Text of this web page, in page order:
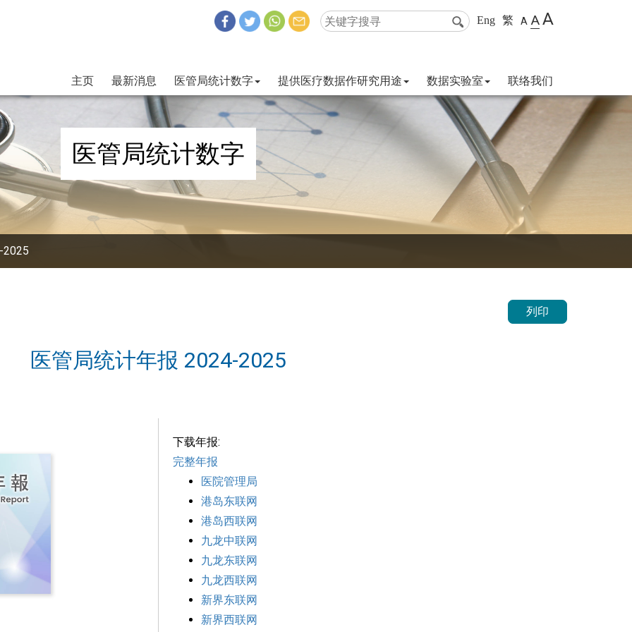
A AA
繁
Eng
主页 最新消息 医管局统计数字 提供医疗数据作研究用途 数据实验室 联络我们
医管局统计数字
列印
医管局统计年报 2024-2025
下载年报:
完整年报
医院管理局
港岛东联网
港岛西联网
九龙中联网
九龙东联网
九龙西联网
新界东联网
新界西联网